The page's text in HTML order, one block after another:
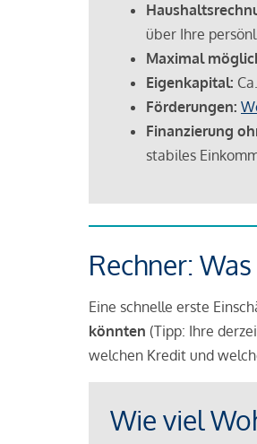
über Ihre
Maximal
Eigenkapital:
Förderungen:
Finanzierung
stabiles
Rechner:
Eine schnelle erste
könnten (Tipp: Ihre
welchen Kredit und
Wie viel